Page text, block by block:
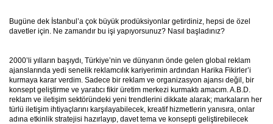
Bugüne dek İstanbul’a çok büyük prodüksiyonlar getirdiniz, hepsi de özel
davetler için. Ne zamandır bu işi yapıyorsunuz? Nasıl başladınız?
2000’li yılların başıydı, Türkiye’nin ve dünyanın önde gelen global reklam
ajanslarında yedi senelik reklamcılık kariyerimin ardından Harika Fikirler’i
kurmaya karar verdim. Sadece bir reklam ve organizasyon ajansı değil, bir
konsept geliştirme ve yaratıcı fikir üretim merkezi kurmaktı amacım. A.B.D.
reklam ve iletişim sektöründeki yeni trendlerini dikkate alarak; markaların her
türlü iletişim ihtiyaçlarını karşılayabilecek, kreatif hizmetlerin yanısıra, onlar
adına etkinlik stratejisi hazırlayıp, davet tema ve konsepti geliştirebilecek